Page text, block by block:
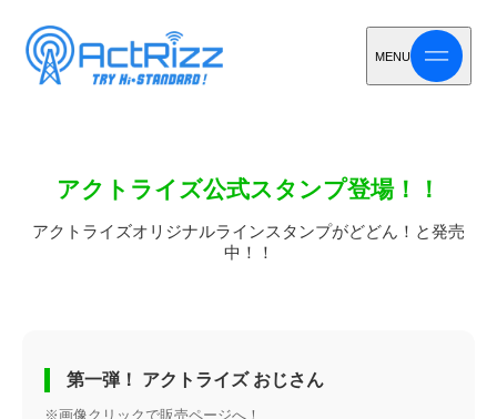
MENU
アクトライズ公式スタンプ登場！！
アクトライズオリジナルラインスタンプがどどん！と発売
中！！
第一弾！ アクトライズ おじさん
※画像クリックで販売ページへ！